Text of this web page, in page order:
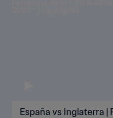
España vs Inglaterra |